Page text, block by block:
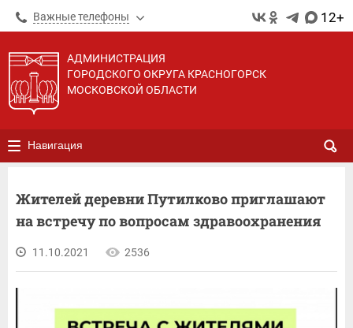
Важные телефоны 12+
АДМИНИСТРАЦИЯ
ГОРОДСКОГО ОКРУГА КРАСНОГОРСК
МОСКОВСКОЙ ОБЛАСТИ
Навигация
Жителей деревни Путилково приглашают
на встречу по вопросам здравоохранения
11.10.2021 2536